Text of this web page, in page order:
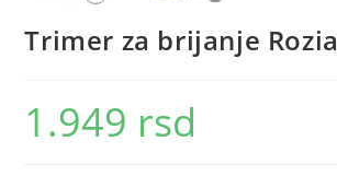
Trimer za brijanje Rozia
1.949 rsd